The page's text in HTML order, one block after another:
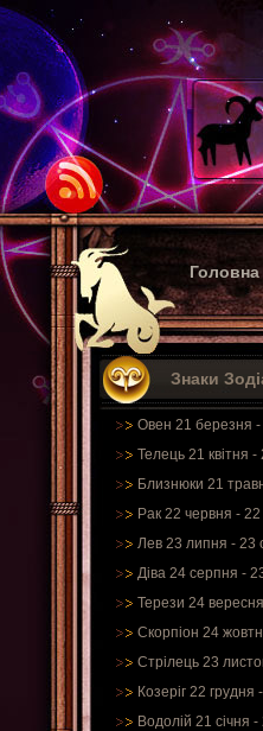
Головна
Знаки
Овен 21 березня -
Телець 21 квітня -
Близнюки 21
Рак 22 червня -
Лев 23 липня - 23
Діва 24 серпня -
Терези 24
Скорпіон 24
Стрілець 23
Козеріг 22 грудня
Водолій 21 січня